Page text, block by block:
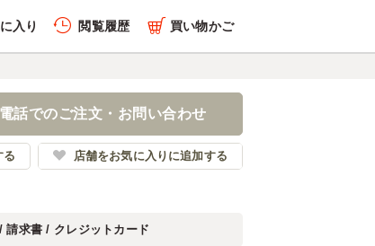
入り 閲覧履歴
履歴を全件削除する
関西)
買い物かご
話でのご注文・お問い合わせ
る 店舗をお気に入りに追加する
請求書 / クレジットカード